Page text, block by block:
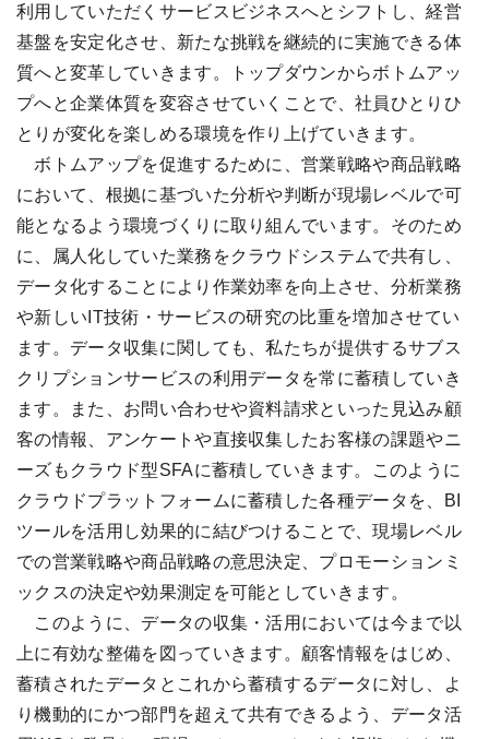
利用していただくサービスビジネスへとシフトし、経営
基盤を安定化させ、新たな挑戦を継続的に実施できる体
質へと変革していきます。トップダウンからボトムアッ
プへと企業体質を変容させていくことで、社員ひとりひ
とりが変化を楽しめる環境を作り上げていきます。
ボトムアップを促進するために、営業戦略や商品戦略
において、根拠に基づいた分析や判断が現場レベルで可
能となるよう環境づくりに取り組んでいます。そのため
に、属人化していた業務をクラウドシステムで共有し、
データ化することにより作業効率を向上させ、分析業務
や新しいIT技術・サービスの研究の比重を増加させてい
ます。データ収集に関しても、私たちが提供するサブス
クリプションサービスの利用データを常に蓄積していき
ます。また、お問い合わせや資料請求といった見込み顧
客の情報、アンケートや直接収集したお客様の課題やニ
ーズもクラウド型SFAに蓄積していきます。このように
クラウドプラットフォームに蓄積した各種データを、BI
ツールを活用し効果的に結びつけることで、現場レベル
での営業戦略や商品戦略の意思決定、プロモーションミ
ックスの決定や効果測定を可能としていきます。
このように、データの収集・活用においては今まで以
上に有効な整備を図っていきます。顧客情報をはじめ、
蓄積されたデータとこれから蓄積するデータに対し、よ
り機動的にかつ部門を超えて共有できるよう、データ活